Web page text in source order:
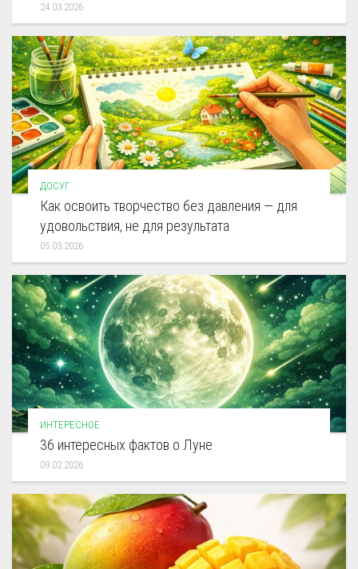
24.03.2026
ДОСУГ
Как освоить творчество без давления — для
удовольствия, не для результата
05.03.2026
ИНТЕРЕСНОЕ
36 интересных фактов о Луне
09.02.2026